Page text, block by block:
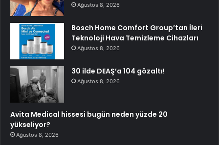
Ağustos 8, 2026
Bosch Home Comfort Group’tan İleri
Teknoloji Hava Temizleme Cihazları
Ağustos 8, 2026
30 ilde DEAŞ’a 104 gözaltı!
Ağustos 8, 2026
Avita Medical hissesi bugün neden yüzde 20
yükseliyor?
Ağustos 8, 2026